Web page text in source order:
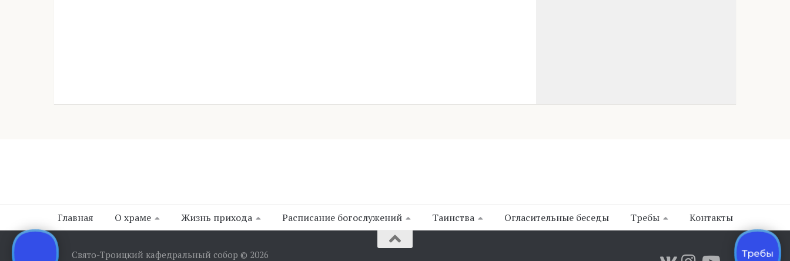
Главная О храме Жизнь прихода Расписание богослужений Таинства Огласительные беседы Требы Контакты
Свято-Троицкий кафедральный собор © 2026